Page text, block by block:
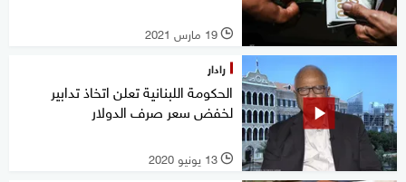
l 19 مارس 2021
رادار
الحكومة اللبنانية تعلن اتخاذ تدابير
لخفض سعر صرف الدولار
l 13 يونيو 2020